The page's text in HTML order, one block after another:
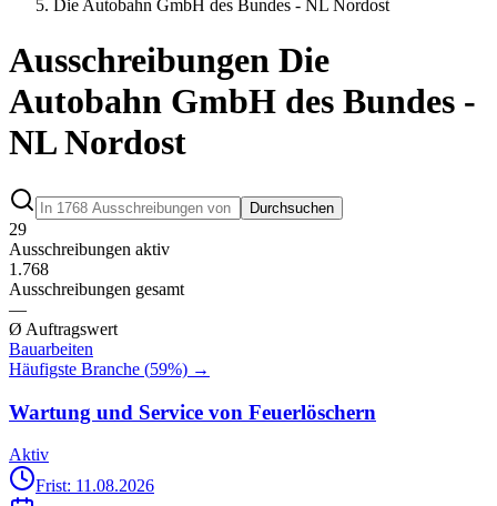
Die Autobahn GmbH des Bundes - NL Nordost
Ausschreibungen Die
Autobahn GmbH des Bundes -
NL Nordost
Durchsuchen
29
Ausschreibungen aktiv
1.768
Ausschreibungen gesamt
—
Ø Auftragswert
Bauarbeiten
Häufigste Branche (59%) →
Wartung und Service von Feuerlöschern
Aktiv
Frist: 11.08.2026